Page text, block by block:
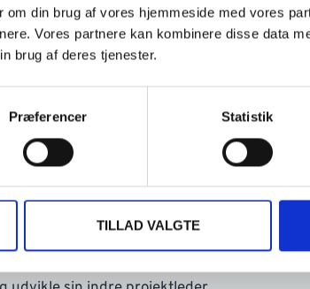
din brug af vores hjemmeside med vores
Vores partnere kan kombinere disse data
brug af deres tjenester.
Præferencer Statistik
TILLAD VALGTE
med
og ventilation er en fordel
Gage efter
og et godt arbejdsmiljø,